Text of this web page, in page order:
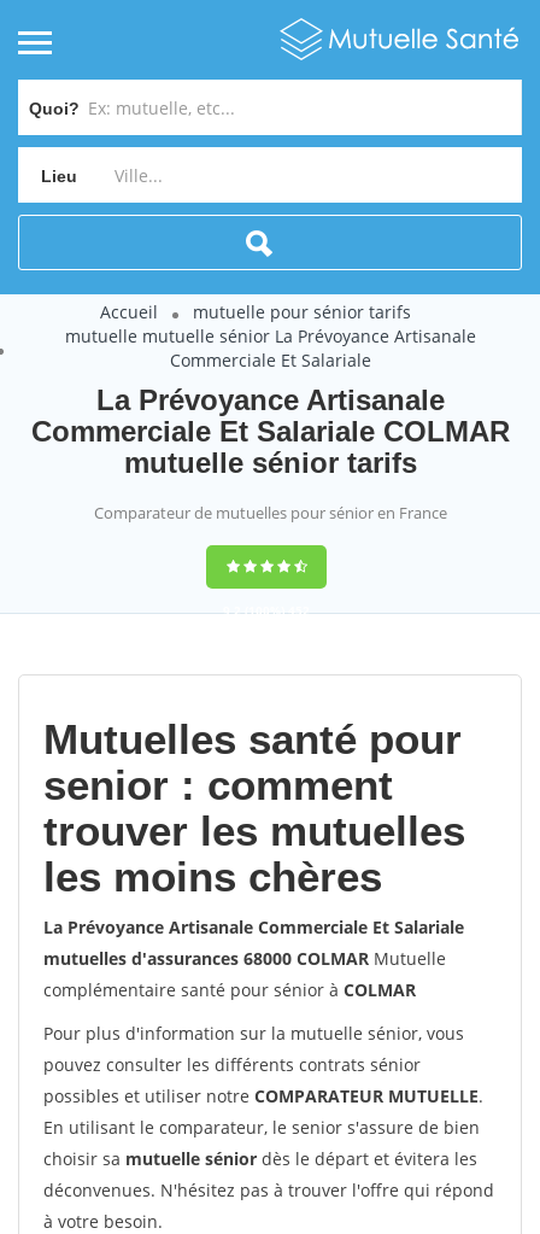
Quoi?
Lieu
Accueil
mutuelle pour sénior tarifs
mutuelle mutuelle sénior La Prévoyance Artisanale
Commerciale Et Salariale
La Prévoyance Artisanale
Commerciale Et Salariale COLMAR
mutuelle sénior tarifs
Comparateur de mutuelles pour sénior en France
9,2(100%)452
Mutuelles santé pour
senior : comment
trouver les mutuelles
les moins chères
La Prévoyance Artisanale Commerciale Et Salariale
mutuelles d'assurances 68000 COLMAR Mutuelle
complémentaire santé pour sénior à COLMAR
Pour plus d'information sur la mutuelle sénior, vous
pouvez consulter les différents contrats sénior
possibles et utiliser notre COMPARATEUR MUTUELLE.
En utilisant le comparateur, le senior s'assure de bien
choisir sa mutuelle sénior dès le départ et évitera les
déconvenues. N'hésitez pas à trouver l'offre qui répond
à votre besoin.